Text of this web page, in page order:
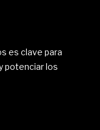
es clave para
potenciar los